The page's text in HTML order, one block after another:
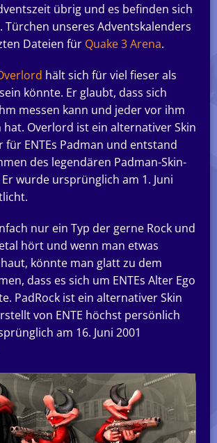
übrig und es befinden sich
Türchen unseres Adventskalenders
Dateien für Quake 3 Arena.
hält sich für viel fieser als
könnte. Er glaubt, dass sich
messen kann und jeder vor ihm
Overlord ist ein alternativer Skin
für ENTEs Padman und entstand
des legendären Padman-Skin-
wurde ursprünglich am 1. Juni
nur ein Typ der gerne Rock und
hört und wenn man etwas
könnte man glatt zu dem
dass es sich um ENTEs Alter Ego
PadRock ist ein alternativer Skin
von ENTE höchst persönlich
am 16. Juni 2001